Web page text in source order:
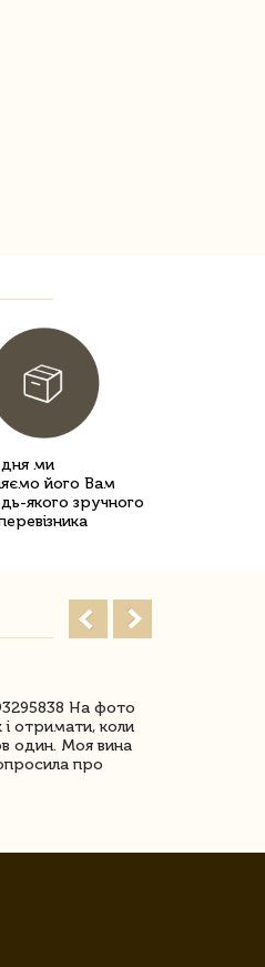
дня ми
його Вам
якого зручного
На фото
і отримати, коли
один. Моя вина
про